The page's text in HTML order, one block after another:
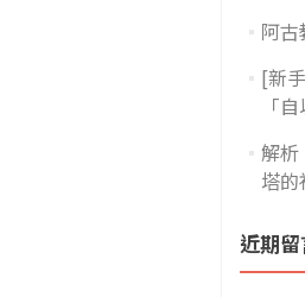
阿
[新
「
解析
塔
近期